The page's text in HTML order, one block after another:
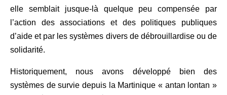
elle semblait jusque-là quelque peu compensée par
l’action des associations et des politiques publiques
d’aide et par les systèmes divers de débrouillardise ou de
solidarité.
Historiquement, nous avons développé bien des
systèmes de survie depuis la Martinique « antan lontan »